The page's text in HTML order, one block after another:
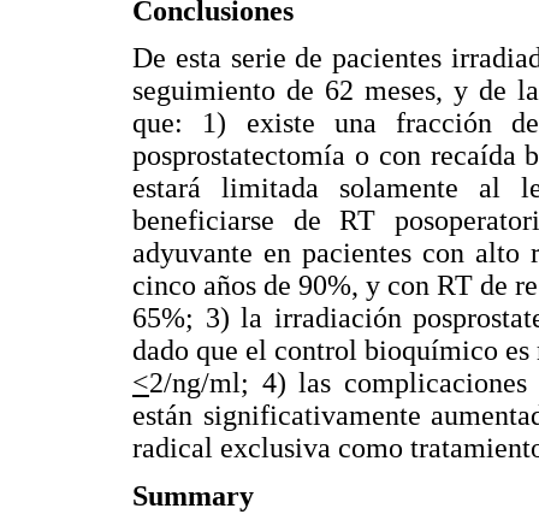
Conclusiones
De esta serie de pacientes
seguimiento de 62 meses, y de
que: 1) existe una fracción
posprostatectomía o con recaída
estará limitada solamente al
beneficiarse de RT
adyuvante en pacientes con
cinco años de 90%, y con RT de
65%; 3) la irradiación
dado que el control bioquímico
<2/ng/ml; 4) las complicaciones
están significativamente
radical exclusiva como
Summary